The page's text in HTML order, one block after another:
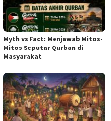
Myth vs Fact: Menjawab Mitos-
Mitos Seputar Qurban di
Masyarakat